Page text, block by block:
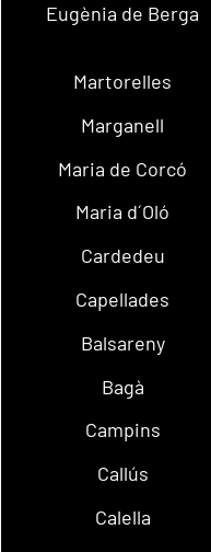
Eugènia de Berga
Martorelles
Marganell
Maria de Corcó
Maria d´Oló
Cardedeu
Capellades
Balsareny
Bagà
Campins
Callús
Calella